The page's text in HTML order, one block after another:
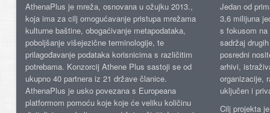
AthenaPlus je mreža, osnovana u ožujku 2013.,
koja ima za cilj omogućavanje pristupa mrežama
kulturne baštine, obogaćivanje metapodataka,
poboljšanje višejezične terminologije, te
prilagođavanje podataka korisnicima s različitim
potrebama. Konzorcij Athene Plus sastoji se od
ukupno 40 partnera iz 21 države članice.
AthenaPlus je usko povezana s Europeana
platformom pomoću koje koje će veliku količinu
Jedan od
3,6 milijuna
s fokusom
sadržaj
posredni
arhivi,
organizacije,
uključen i
Cilj projekta